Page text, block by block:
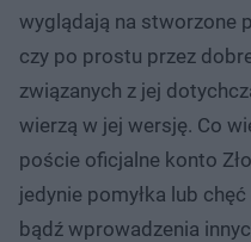
wyglądają na stworzone
czy po prostu przez
związanych z jej
wierzą w jej wersję. Co
poście oficjalne konto
jedynie pomyłka lub
bądź wprowadzenia